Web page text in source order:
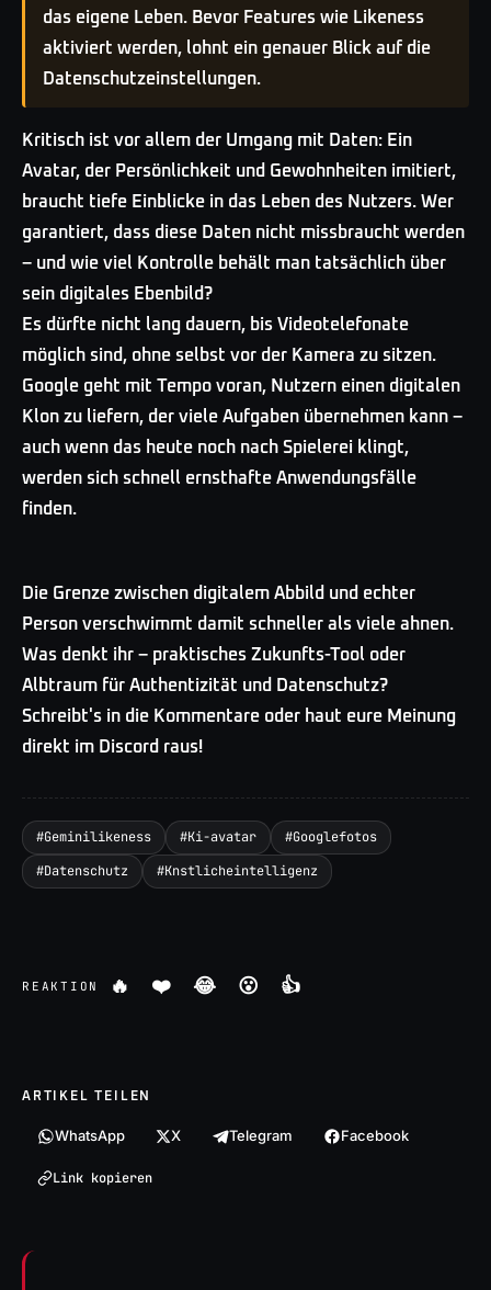
das eigene Leben. Bevor Features wie Likeness
aktiviert werden, lohnt ein genauer Blick auf die
Datenschutzeinstellungen.
Kritisch ist vor allem der Umgang mit Daten: Ein
Avatar, der Persönlichkeit und Gewohnheiten imitiert,
braucht tiefe Einblicke in das Leben des Nutzers. Wer
garantiert, dass diese Daten nicht missbraucht werden
– und wie viel Kontrolle behält man tatsächlich über
sein digitales Ebenbild?
Es dürfte nicht lang dauern, bis Videotelefonate
möglich sind, ohne selbst vor der Kamera zu sitzen.
Google geht mit Tempo voran, Nutzern einen digitalen
Klon zu liefern, der viele Aufgaben übernehmen kann –
auch wenn das heute noch nach Spielerei klingt,
werden sich schnell ernsthafte Anwendungsfälle
finden.
Die Grenze zwischen digitalem Abbild und echter
Person verschwimmt damit schneller als viele ahnen.
Was denkt ihr – praktisches Zukunfts-Tool oder
Albtraum für Authentizität und Datenschutz?
Schreibt's in die Kommentare oder haut eure Meinung
direkt im Discord raus!
#Geminilikeness #Ki-avatar #Googlefotos
#Datenschutz #Knstlicheintelligenz
REAKTION 🔥 ❤️ 😂 😮 👍
ARTIKEL TEILEN
WhatsApp X Telegram Facebook
Link kopieren